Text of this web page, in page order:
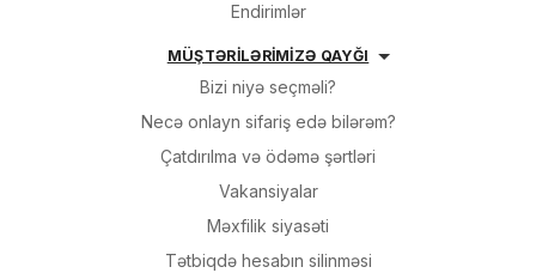
Endirimlər
MÜŞTƏRİLƏRİMİZƏ QAYĞI
Bizi niyə seçməli?
Necə onlayn sifariş edə bilərəm?
Çatdırılma və ödəmə şərtləri
Vakansiyalar
Məxfilik siyasəti
Tətbiqdə hesabın silinməsi